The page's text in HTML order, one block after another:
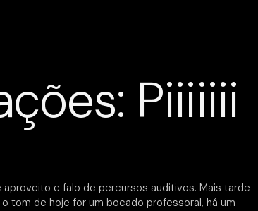
Piiiiiii
e falo de percursos auditivos. Mais tarde
tom de hoje for um bocado professoral, há um